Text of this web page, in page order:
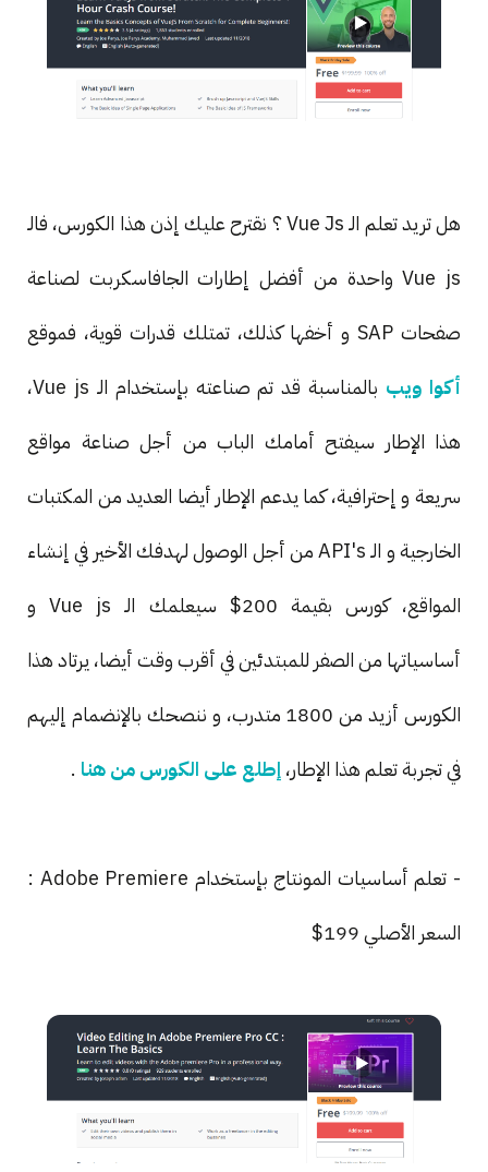
هل تريد تعلم الـ Vue Js ؟ نقترح عليك إذن هذا الكورس، فالـ
Vue js واحدة من أفضل إطارات الجافاسكربت لصناعة
صفحات SAP و أخفها كذلك، تمتلك قدرات قوية، فموقع
أكوا ويب
بالمناسبة قد تم صناعته بإستخدام الـ Vue js،
هذا الإطار سيفتح أمامك الباب من أجل صناعة مواقع
سريعة و إحترافية، كما يدعم الإطار أيضا العديد من المكتبات
الخارجية و الـ API's من أجل الوصول لهدفك الأخير في إنشاء
المواقع، كورس بقيمة 200$ سيعلمك الـ Vue js و
أساسياتها من الصفر للمبتدئين في أقرب وقت أيضا، يرتاد هذا
الكورس أزيد من 1800 متدرب، و ننصحك بالإنضمام إليهم
في تجربة تعلم هذا الإطار،إطلع على الكورس من هنا .
- تعلم أساسيات المونتاج بإستخدام Adobe Premiere :
السعر الأصلي 199$